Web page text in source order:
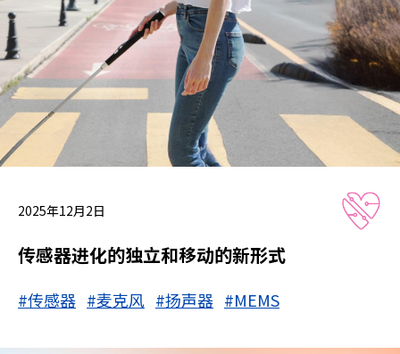
2025年12月2日
传感器进化的独立和移动的新形式
#传感器 #麦克风 #扬声器 #MEMS